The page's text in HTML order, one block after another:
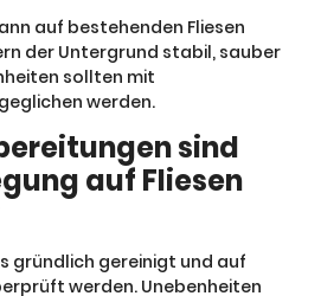
auf bestehenden Fliesen
der Untergrund stabil, sauber
sollten mit
werden.
sind
auf Fliesen
gründlich gereinigt und auf
werden. Unebenheiten